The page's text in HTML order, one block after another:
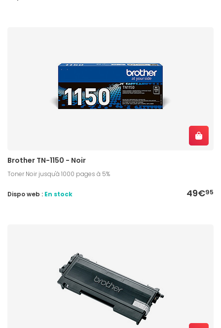
Brother TN-1150 - Noir
Toner Noir jusqu'à 1000 pages à 5%
49€95
Dispo web : En stock